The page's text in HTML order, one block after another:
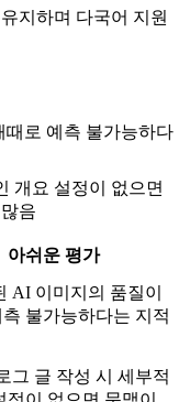
지하며 다국어 지원
로 예측 불가능하다
개요 설정이 없으면
음
아쉬운 평가
AI 이미지의 품질이
불가능하다는 지적
그 글 작성 시 세부적